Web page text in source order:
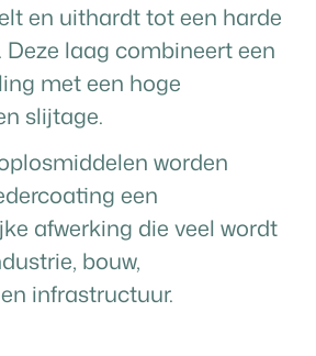
en uithardt tot een harde
laag combineert een
met een hoge
slijtage.
worden
een
afwerking die veel wordt
bouw,
infrastructuur.